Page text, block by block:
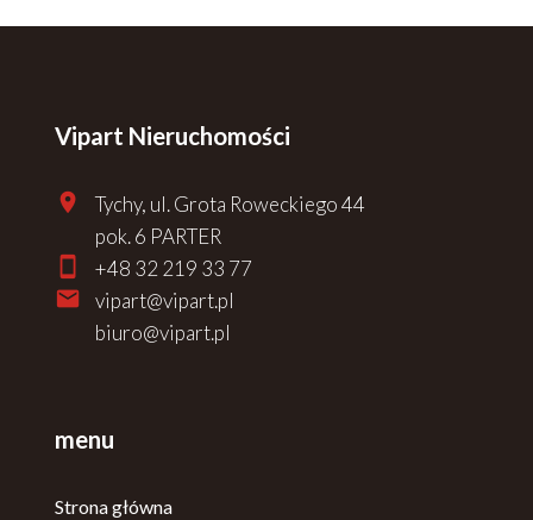
Vipart Nieruchomości
Tychy, ul. Grota Roweckiego 44
pok. 6 PARTER
+48 32 219 33 77
vipart@vipart.pl
biuro@vipart.pl
menu
Strona główna